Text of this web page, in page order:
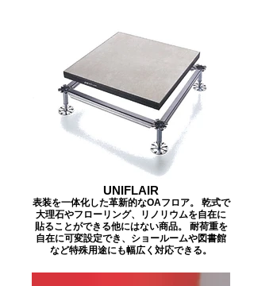
UNIFLAIR
表装を一体化した革新的なOAフロア。 乾式で
大理石やフローリング、リノリウムを自在に
貼ることができる他にはない商品。 耐荷重を
自在に可変設定でき、ショールームや図書館
など特殊用途にも幅広く対応できる。